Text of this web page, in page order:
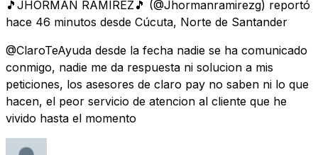
🎵JHORMAN RAMIREZ🎵 (@Jhormanramirezg) reportó
hace 46 minutos desde Cúcuta, Norte de Santander
@ClaroTeAyuda desde la fecha nadie se ha comunicado
conmigo, nadie me da respuesta ni solucion a mis
peticiones, los asesores de claro pay no saben ni lo que
hacen, el peor servicio de atencion al cliente que he
vivido hasta el momento